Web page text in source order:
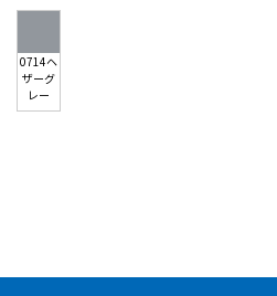
0714ヘ
ザーグ
レー